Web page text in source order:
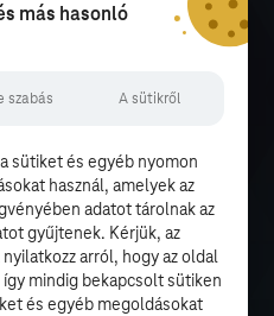
más hasonló
szabás A sütikről
sütiket és egyéb nyomon
használ, amelyek az
adatot tárolnak az
gyűjtenek. Kérjük, az
arról, hogy az oldal
mindig bekapcsolt sütiken
és egyéb megoldásokat